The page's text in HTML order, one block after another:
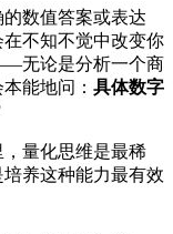
数值答案或表达
不知不觉中改变你
无论是分析一个商
能地问： 具体数字
量化思维是最稀
养这种能力最有效